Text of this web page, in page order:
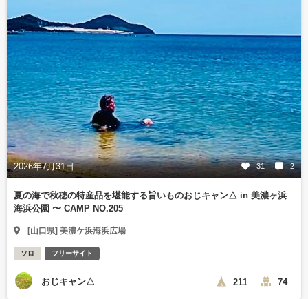
2026年7月31日 31 2
夏の海で秋穂の特産品を堪能する旨いものおじキャン△ in 美濃ヶ浜
海浜公園 〜 CAMP NO.205
[山口県] 美濃ケ浜海浜広場
ソロ フリーサイト
おじキャン△ 211 74